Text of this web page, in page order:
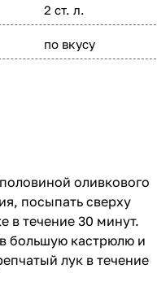
2 ст. л.
по вкусу
оливкового
посыпать сверху
в течение 30 минут.
большую кастрюлю и
лук в течение